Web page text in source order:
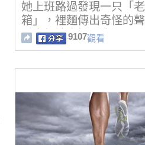
她上班路過發現一只「
箱」，裡麵傳出奇怪的
看畫麵讓人好心疼！
9107觀看